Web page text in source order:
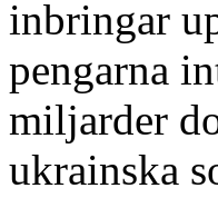
inbringar
pengarna
miljarder
ukrainska